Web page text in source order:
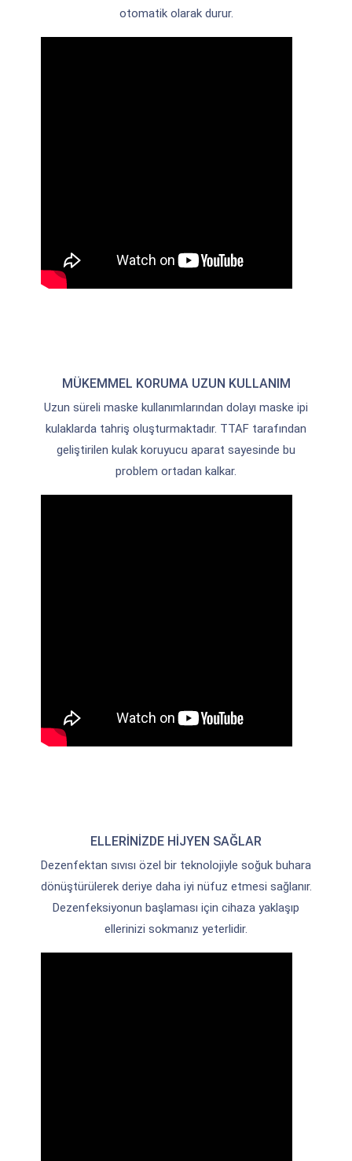
otomatik olarak durur.
MÜKEMMEL KORUMA UZUN KULLANIM
Uzun süreli maske kullanımlarından dolayı maske ipi
kulaklarda tahriş oluşturmaktadır. TTAF tarafından
geliştirilen kulak koruyucu aparat sayesinde bu
problem ortadan kalkar.
ELLERİNİZDE HİJYEN SAĞLAR
Dezenfektan sıvısı özel bir teknolojiyle soğuk buhara
dönüştürülerek deriye daha iyi nüfuz etmesi sağlanır.
Dezenfeksiyonun başlaması için cihaza yaklaşıp
ellerinizi sokmanız yeterlidir.